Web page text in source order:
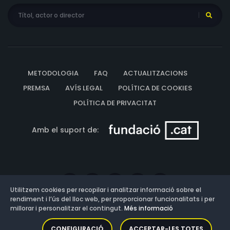
METODOLOGIA FAQ
ACTUALITZACIONS
PREMSA
AVÍS LEGAL
POLÍTICA DE COOKIES
POLÍTICA DE PRIVACITAT
Amb el suport de:
Versió: 3.13.0.202607011342
Utilitzem cookies per recopilar i analitzar informació sobre el
rendiment i l’ús del lloc web, per proporcionar funcionalitats i per
millorar i personalitzar el contingut. Més informació